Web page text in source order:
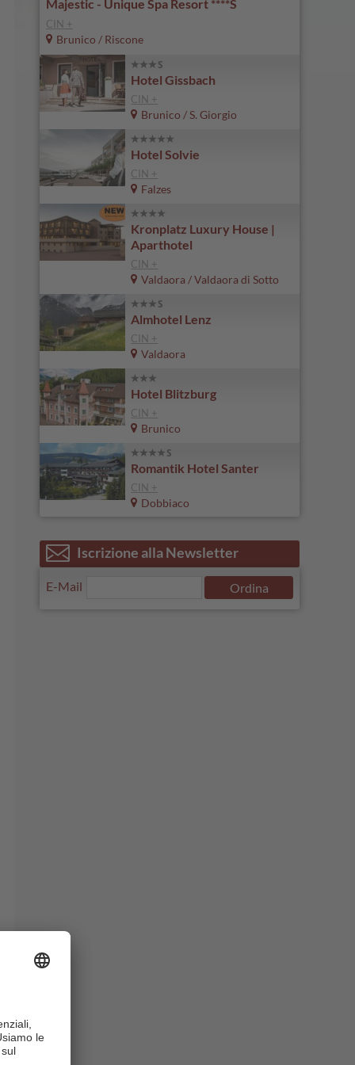
Majestic - Unique Spa Resort ****S
CIN +
Brunico / Riscone
Hotel Gissbach
CIN +
Brunico / S. Giorgio
Hotel Solvie
CIN +
Falzes
Kronplatz Luxury House |
Aparthotel
CIN +
Valdaora / Valdaora di Sotto
Almhotel Lenz
CIN +
Valdaora
Hotel Blitzburg
CIN +
Brunico
Romantik Hotel Santer
CIN +
Dobbiaco
Iscrizione alla Newsletter
E-Mail